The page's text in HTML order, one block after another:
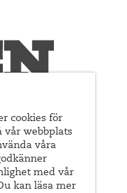
cookies för
vår webbplats
våra
med vår
kan läsa mer